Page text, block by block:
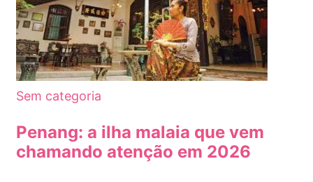
Sem categoria
Penang: a ilha malaia que vem
chamando atenção em 2026